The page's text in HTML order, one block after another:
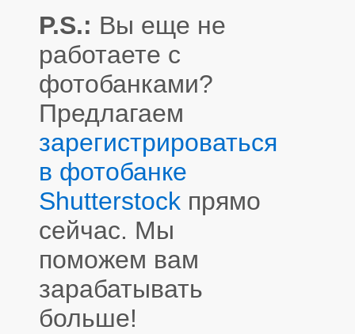
P.S.: Вы еще не
работаете с
фотобанками?
Предлагаем
зарегистрироваться
в фотобанке
Shutterstock прямо
сейчас. Мы
поможем вам
зарабатывать
больше!